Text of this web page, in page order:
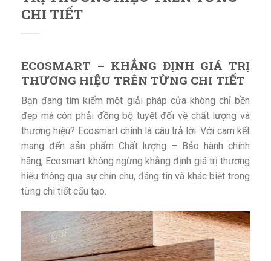
CHI TIẾT
ECOSMART – KHẲNG ĐỊNH GIÁ TRỊ
THƯƠNG HIỆU TRÊN TỪNG CHI TIẾT
Bạn đang tìm kiếm một giải pháp cửa không chỉ bền
đẹp mà còn phải đồng bộ tuyệt đối về chất lượng và
thương hiệu? Ecosmart chính là câu trả lời. Với cam kết
mang đến sản phẩm Chất lượng – Bảo hành chính
hãng, Ecosmart không ngừng khẳng định giá trị thương
hiệu thông qua sự chỉn chu, đáng tin và khác biệt trong
từng chi tiết cấu tạo.